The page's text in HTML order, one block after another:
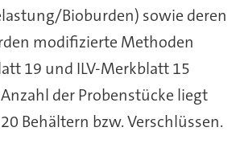
Bioburden) sowie deren
modifizierte Methoden
19 und ILV-Merkblatt 15
der Probenstücke liegt
Behältern bzw. Verschlüssen.